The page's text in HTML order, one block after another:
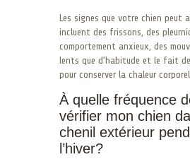
Les signes que votre chien peut
incluent des frissons, des
comportement anxieux, des
lents que d’habitude et le fait
pour conserver la chaleur
À quelle fréquence
vérifier mon chien
chenil extérieur
l’hiver?